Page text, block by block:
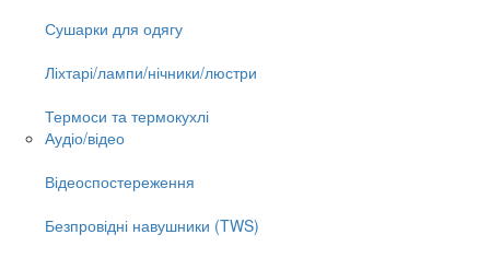
Сушарки для одягу
Ліхтарі/лампи/нічники/люстри
Термоси та термокухлі
Аудіо/відео
Відеоспостереження
Безпровідні навушники (TWS)